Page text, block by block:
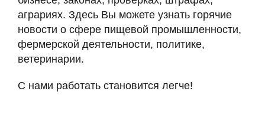
аграриях. Здесь Вы можете узнать горячие
новости о сфере пищевой промышленности,
фермерской деятельности, политике,
ветеринарии.
С нами работать становится легче!